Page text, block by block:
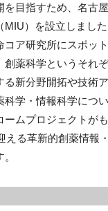
を目指すため、名古
MIU）を設立しまし
ア研究所にスポット
創薬科学というそれ
る新分野開拓や技術
科学・情報科学につ
ームプロジェクトが
える革新的創薬情報